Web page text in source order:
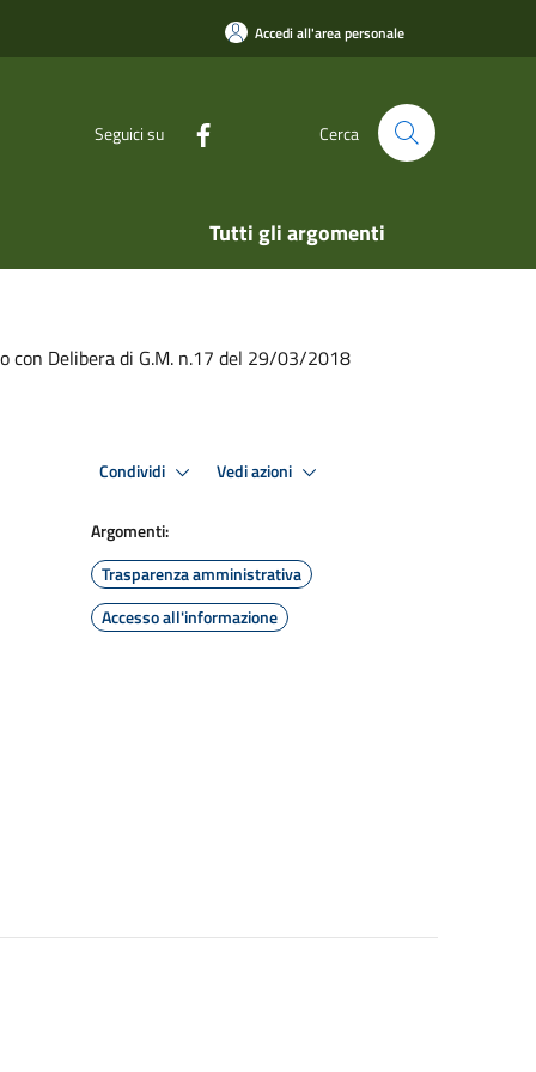
Accedi all'area personale
Seguici su Cerca
Tutti gli argomenti
con Delibera di G.M. n.17 del 29/03/2018
Condividi Vedi azioni
Argomenti:
Trasparenza amministrativa
Accesso all'informazione